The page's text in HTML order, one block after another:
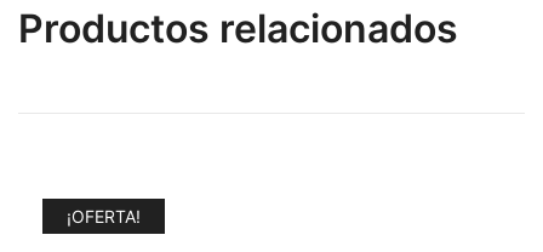
Productos relacionados
¡OFERTA!